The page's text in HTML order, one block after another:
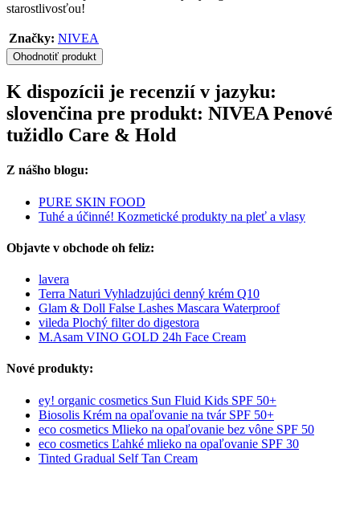
starostlivosťou!
Značky: NIVEA
Ohodnotiť produkt
K dispozícii je recenzií v jazyku:
slovenčina pre produkt: NIVEA Penové
tužidlo Care & Hold
Z nášho blogu:
PURE SKIN FOOD
Tuhé a účinné! Kozmetické produkty na pleť a vlasy
Objavte v obchode oh feliz:
lavera
Terra Naturi Vyhladzujúci denný krém Q10
Glam & Doll False Lashes Mascara Waterproof
vileda Plochý filter do digestora
M.Asam VINO GOLD 24h Face Cream
Nové produkty:
ey! organic cosmetics Sun Fluid Kids SPF 50+
Biosolis Krém na opaľovanie na tvár SPF 50+
eco cosmetics Mlieko na opaľovanie bez vône SPF 50
eco cosmetics Ľahké mlieko na opaľovanie SPF 30
Tinted Gradual Self Tan Cream